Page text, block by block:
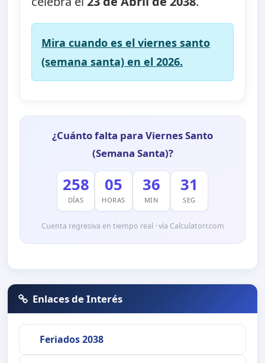
Mira cuando es el viernes santo
(semana santa) en el 2026.
¿Cuánto falta para Viernes Santo
(Semana Santa)?
258
DÍAS
05
HORAS
36
MIN
31
SEG
Cuenta regresiva en tiempo real · vía Calculatorr.com
Enlaces de Interés
Feriados 2038